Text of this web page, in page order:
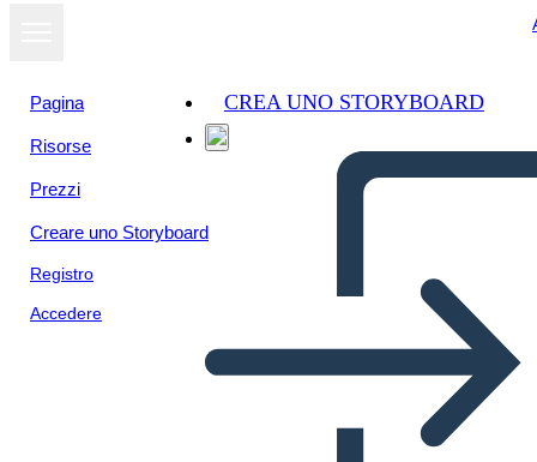
Pagina
Risorse
Prezzi
Creare uno Storyboard
Registro
Accedere
CREA UNO STORYBOARD